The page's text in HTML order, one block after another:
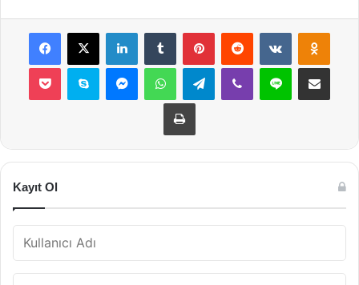
Facebook
X LinkedInTumblr PinterestReddit VKontakte
Pocket Skype MessengerWhatsAppTelegramViber Line E-Posta ile
Yazdır
Kayıt Ol